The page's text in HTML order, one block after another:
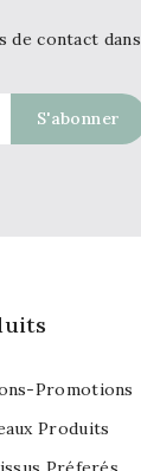
contact
Promotions
Produits